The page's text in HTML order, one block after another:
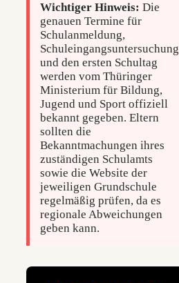
Wichtiger Hinweis: Die
genauen Termine für
Schulanmeldung,
Schuleingangsuntersuchung
und den ersten Schultag
werden vom Thüringer
Ministerium für Bildung,
Jugend und Sport offiziell
bekannt gegeben. Eltern
sollten die
Bekanntmachungen ihres
zuständigen Schulamts
sowie die Website der
jeweiligen Grundschule
regelmäßig prüfen, da es
regionale Abweichungen
geben kann.